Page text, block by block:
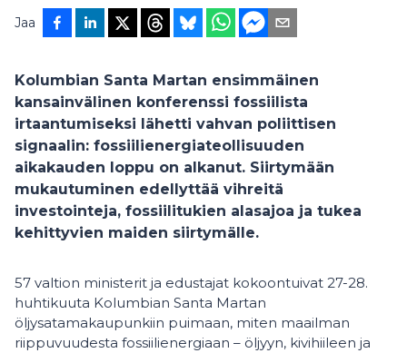
Jaa
Kolumbian Santa Martan ensimmäinen
kansainvälinen konferenssi fossiilista
irtaantumiseksi lähetti vahvan poliittisen
signaalin: fossiilienergiateollisuuden
aikakauden loppu on alkanut. Siirtymään
mukautuminen edellyttää vihreitä
investointeja, fossiilitukien alasajoa ja tukea
kehittyvien maiden siirtymälle.
57 valtion ministerit ja edustajat kokoontuivat 27-28.
huhtikuuta Kolumbian Santa Martan
öljysatamakaupunkiin puimaan, miten maailman
riippuvuudesta fossiilienergiaan – öljyyn, kivihiileen ja